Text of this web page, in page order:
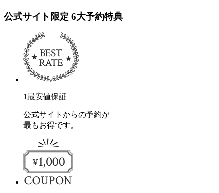
公式サイト限定 6大予約特典
1最安値保証
公式サイトからの予約が
最もお得です。